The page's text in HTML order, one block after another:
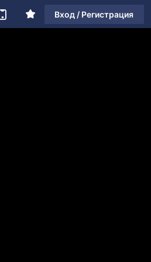
Вход / Регистрация